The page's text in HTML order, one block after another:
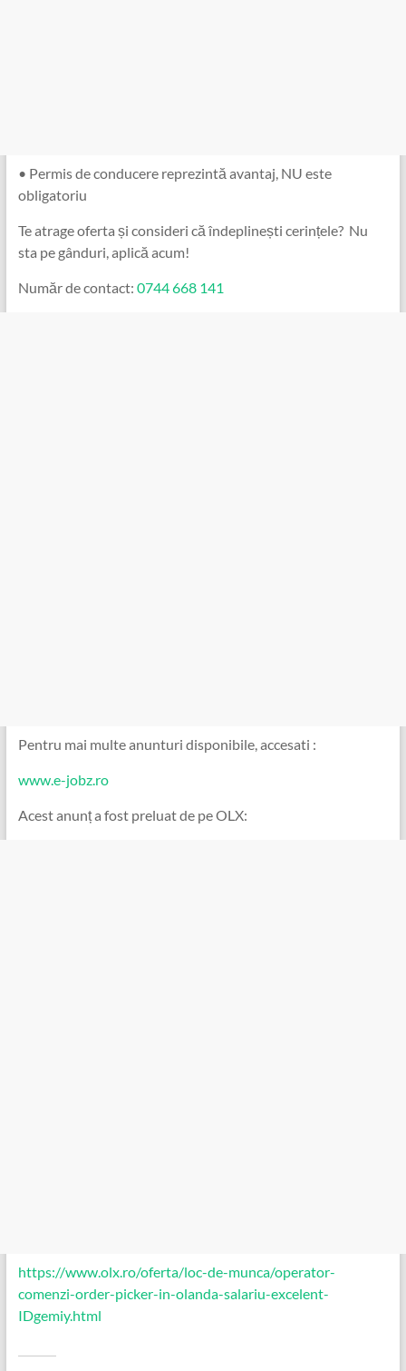
• Permis de conducere reprezintă avantaj, NU este
obligatoriu
Te atrage oferta și consideri că îndeplinești cerințele? Nu
sta pe gânduri, aplică acum!
Număr de contact: 0744 668 141
Pentru mai multe anunturi disponibile, accesati :
www.e-jobz.ro
Acest anunț a fost preluat de pe OLX:
https://www.olx.ro/oferta/loc-de-munca/operator-
comenzi-order-picker-in-olanda-salariu-excelent-
IDgemiy.html